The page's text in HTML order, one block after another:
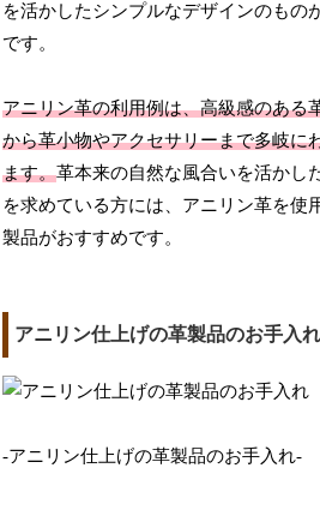
を活かしたシンプルなデザインのもの
です。
アニリン革の利用例は、高級感のある
から革小物やアクセサリーまで多岐に
ます。革本来の自然な風合いを活かし
を求めている方には、アニリン革を使
製品がおすすめです。
アニリン仕上げの革製品のお手入れ
-アニリン仕上げの革製品のお手入れ-